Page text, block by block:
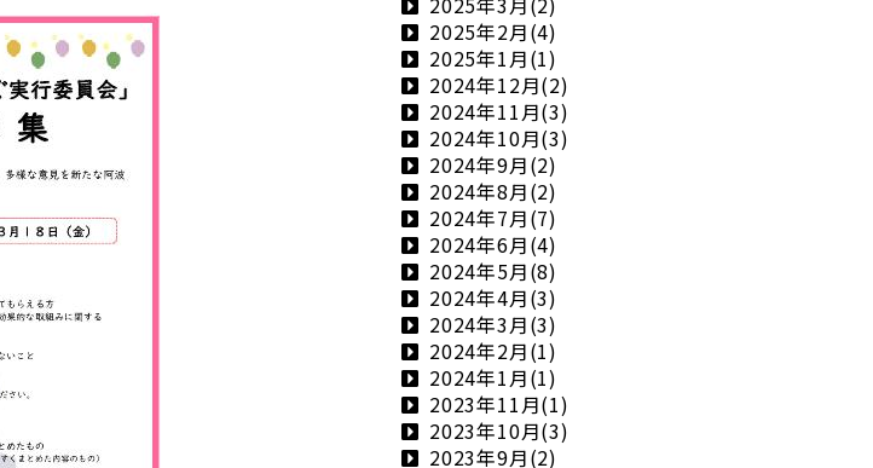
2025年2月(4)
2025年1月(1)
2024年12月(2)
2024年11月(3)
2024年10月(3)
2024年9月(2)
2024年8月(2)
2024年7月(7)
2024年6月(4)
2024年5月(8)
2024年4月(3)
2024年3月(3)
2024年2月(1)
2024年1月(1)
2023年11月(1)
2023年10月(3)
2023年9月(2)